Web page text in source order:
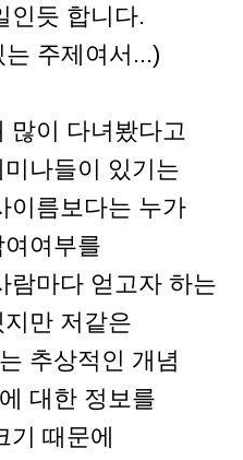
인듯 합니다.
주제여서...)
많이 다녀봤다고
나들이 있기는
이름보다는 누가
여부를
람마다 얻고자 하는
만 저같은
추상적인 개념
대한 정보를
기 때문에